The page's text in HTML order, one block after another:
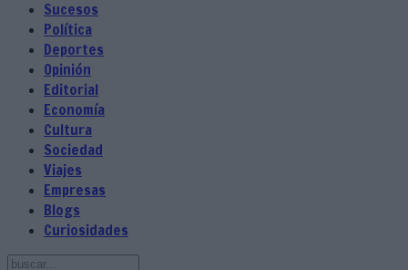
Sucesos
Política
Deportes
Opinión
Editorial
Economía
Cultura
Sociedad
Viajes
Empresas
Blogs
Curiosidades